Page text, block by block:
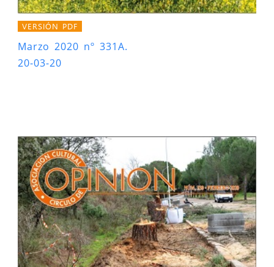
VERSIÓN PDF
Marzo 2020 nº 331A.
20-03-20